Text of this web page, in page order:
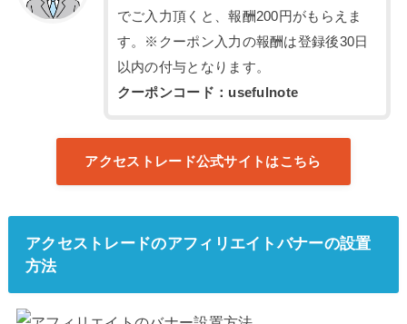
でご入力頂くと、報酬200円がもらえま
す。※クーポン入力の報酬は登録後30日
以内の付与となります。
クーポンコード：usefulnote
アクセストレード公式サイトはこちら
アクセストレードのアフィリエイトバナーの設置
方法